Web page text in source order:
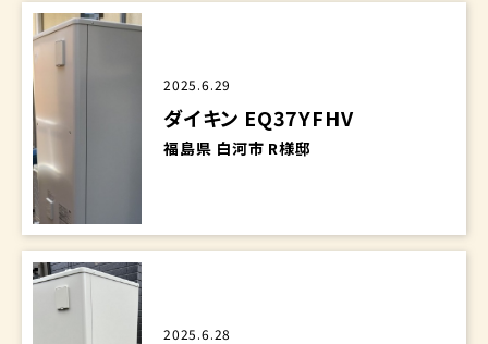
2025.6.29
ダイキン EQ37YFHV
福島県 白河市 R様邸
2025.6.28